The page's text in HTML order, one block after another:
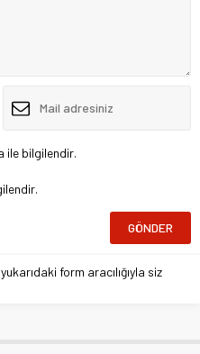
ile bilgilendir.
form aracılığıyla siz